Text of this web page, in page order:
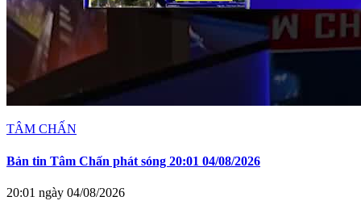
TÂM CHẤN
Bản tin Tâm Chấn phát sóng 20:01 04/08/2026
20:01 ngày 04/08/2026